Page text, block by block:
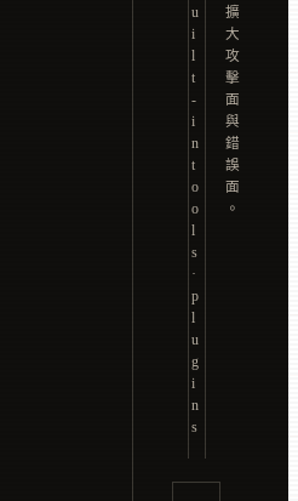
u
i
l
t
-
i
n
t
o
o
l
s
·
p
l
u
g
i
n
s
擴
大
攻
擊
面
與
錯
誤
面
。